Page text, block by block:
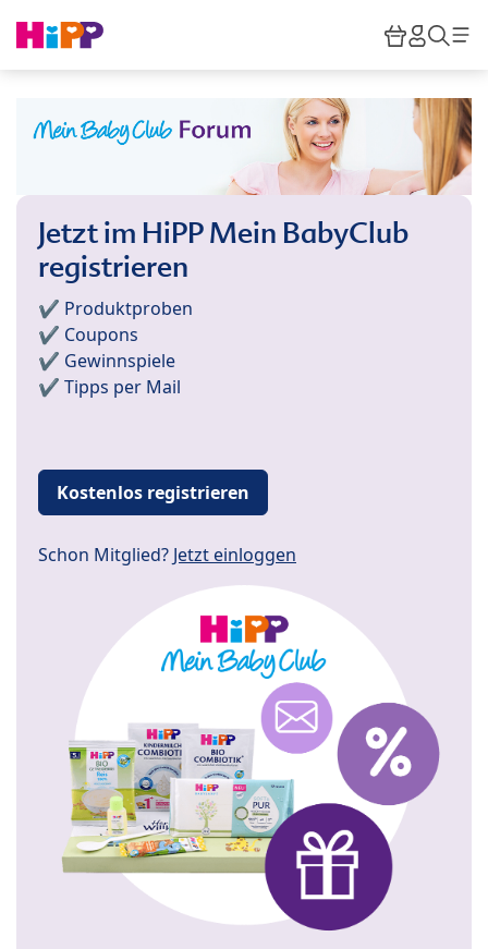
HiPP
Jetzt im HiPP Mein BabyClub
registrieren
✔️ Produktproben
✔️ Coupons
✔️ Gewinnspiele
✔️ Tipps per Mail
Kostenlos registrieren
Schon Mitglied? Jetzt einloggen